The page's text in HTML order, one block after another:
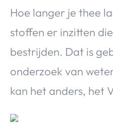
Food & Drinks Health &
Travel
Hoe langer je thee
stoffen er inzitten
bestrijden. Dat is
onderzoek van
kan het anders, het